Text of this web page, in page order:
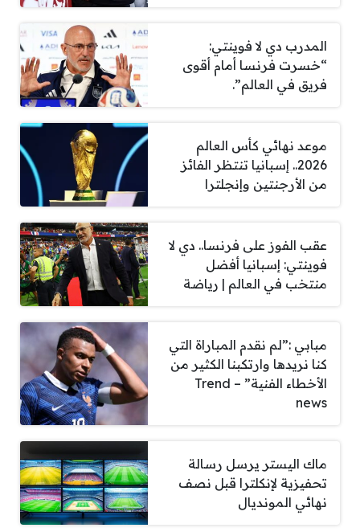
المدرب دي لا فوينتي:
“خسرت فرنسا أمام أقوى
فريق في العالم”.
موعد نهائي كأس العالم
2026.. إسبانيا تنتظر الفائز
من الأرجنتين وإنجلترا
عقب الفوز على فرنسا.. دي لا
فوينتي: إسبانيا أفضل
منتخب في العالم | رياضة
مبابي :”لم نقدم المباراة التي
كنا نريدها وارتكبنا الكثير من
الأخطاء الفنية” – Trend
news
ماك اليستر يرسل رسالة
تحفيزية لإنكلترا قبل نصف
نهائي المونديال